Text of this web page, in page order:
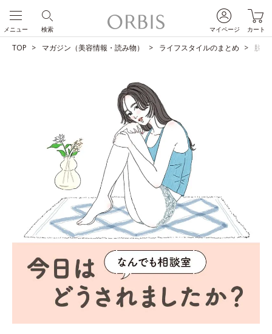
マイページ カート
検索
メニュー
TOP マガジン（美容情報・読み物） ライフスタイルのまとめ 脱毛